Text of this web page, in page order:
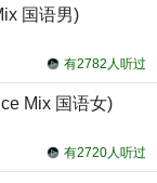
国语男)
有2782人听过
Mix 国语女)
有2720人听过